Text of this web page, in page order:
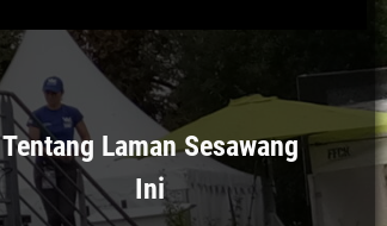
Tentang Laman Sesawang
Ini